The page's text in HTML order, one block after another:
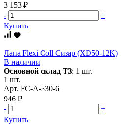
3 153 ₽
-
+
Купить
Лапа Flexi Coll Сизар (XD50-12K)
В наличии
Основной склад ТЗ: 1 шт.
1 шт.
Арт. FC-A-330-6
946 ₽
-
+
Купить